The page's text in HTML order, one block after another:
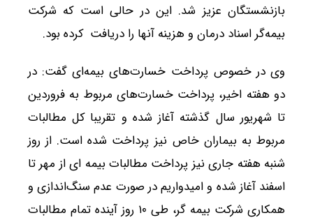
بازنشستگان عزیز شد. این در حالی است که شرکت
بیمه‌گر اسناد درمان و هزینه آنها را دریافت کرده بود.
وی در خصوص پرداخت خسارت‌های بیمه‌ای گفت: در
دو هفته اخیر، پرداخت خسارت‌های مربوط به فروردین
تا شهریور سال گذشته آغاز شده و تقریبا کل مطالبات
مربوط به بیماران خاص نیز پرداخت شده است. از روز
شنبه هفته جاری نیز پرداخت مطالبات بیمه ای از مهر تا
اسفند آغاز شده و امیدواریم در صورت عدم سنگ‌اندازی و
همکاری شرکت بیمه گر، طی ۱۰ روز آینده تمام مطالبات